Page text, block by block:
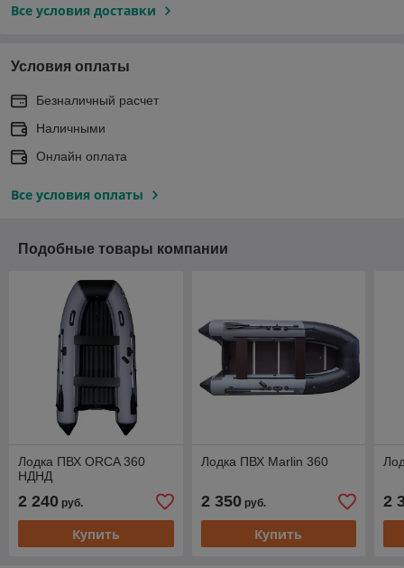
Все условия доставки
Условия оплаты
Безналичный расчет
Наличными
Онлайн оплата
Все условия оплаты
Подобные товары компании
Лодка ПВХ ORCA 360
НДНД
2 240 руб.
Купить
Лодка ПВХ Marlin 360
2 350руб.
Купить
2